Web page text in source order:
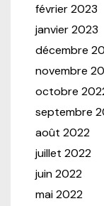
février 2023
janvier 2023
décembre
novembre
octobre
septembre
août 2022
juillet 2022
juin 2022
mai 2022